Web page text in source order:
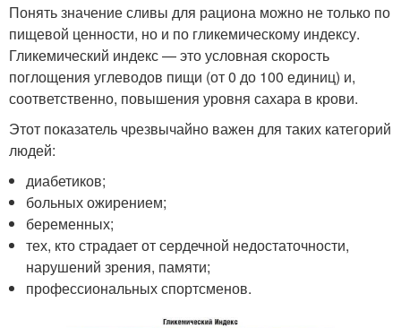
Понять значение сливы для рациона можно не только по
пищевой ценности, но и по гликемическому индексу.
Гликемический индекс — это условная скорость
поглощения углеводов пищи (от 0 до 100 единиц) и,
соответственно, повышения уровня сахара в крови.
Этот показатель чрезвычайно важен для таких категорий
людей:
диабетиков;
больных ожирением;
беременных;
тех, кто страдает от сердечной недостаточности,
нарушений зрения, памяти;
профессиональных спортсменов.